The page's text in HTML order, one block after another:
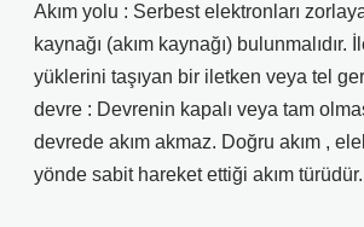
Akım yolu : Serbest elektronları
kaynağı (akım kaynağı) bulunmalıdır.
yüklerini taşıyan bir iletken veya tel
devre : Devrenin kapalı veya tam
devrede akım akmaz. Doğru akım ,
yönde sabit hareket ettiği akım türüdür.